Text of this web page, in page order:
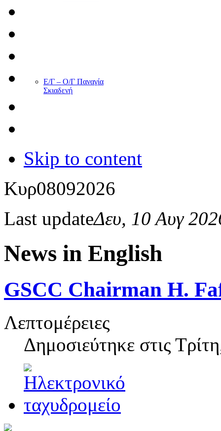
Ε/Γ – Ο/Γ Παναγία
Σκιαδενή
Skip to content
Κυρ08092026
Last updateΔευ, 10 Αυγ
News in English
GSCC Chairman H.
Λεπτομέρειες
Δημοσιεύτηκε στις